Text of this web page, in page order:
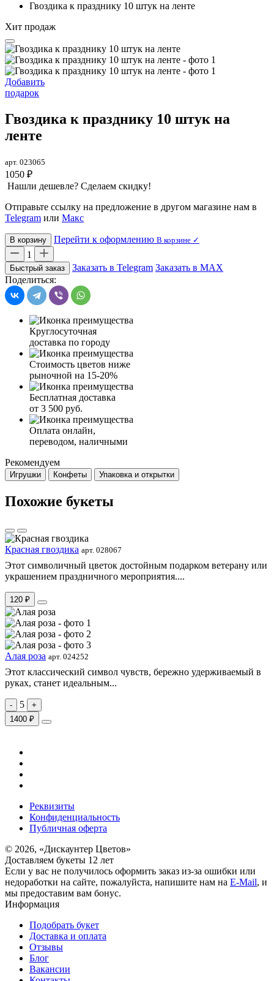
Гвоздика к празднику 10 штук на ленте
Хит продаж
Добавить
подарок
Гвоздика к празднику 10 штук на
ленте
арт. 023065
1050 ₽
Нашли дешевле? Сделаем скидку!
Отправьте ссылку на предложение в другом магазине нам в
Telegram или Макс
В корзину Перейти к оформлению В корзине ✓
1
Быстрый заказ Заказать в Telegram Заказать в MAX
Поделиться:
Круглосуточная
доставка по городу
Стоимость цветов ниже
рыночной на 15-20%
Бесплатная доставка
от 3 500 руб.
Оплата онлайн,
переводом, наличными
Рекомендуем
Игрушки Конфеты Упаковка и открытки
Похожие букеты
Красная гвоздика арт. 028067
Этот символичный цветок достойным подарком ветерану или
украшением праздничного мероприятия....
120 ₽
Алая роза арт. 024252
Этот классический символ чувств, бережно удерживаемый в
руках, станет идеальным...
- 5
+
1400 ₽
Реквизиты
Конфиденциальность
Публичная оферта
© 2026, «Дискаунтер Цветов»
Доставляем букеты 12 лет
Если у вас не получилось оформить заказ из-за ошибки или
недоработки на сайте, пожалуйста, напишите нам на E-Mail, и
мы предоставим вам бонус.
Информация
Подобрать букет
Доставка и оплата
Отзывы
Блог
Вакансии